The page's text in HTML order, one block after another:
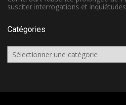
susciter interrogations et inquiétudes
Catégories
Catégories